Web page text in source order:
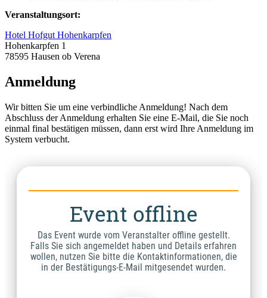
Veranstaltungsort:
Hotel Hofgut Hohenkarpfen
Hohenkarpfen 1
78595 Hausen ob Verena
Anmeldung
Wir bitten Sie um eine verbindliche Anmeldung! Nach dem
Abschluss der Anmeldung erhalten Sie eine E-Mail, die Sie noch
einmal final bestätigen müssen, dann erst wird Ihre Anmeldung im
System verbucht.